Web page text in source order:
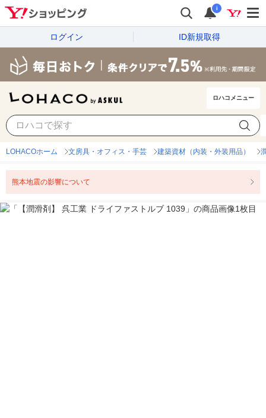
i
ログイン ID新規取得
ロハコメニュー
LOHACOホーム 文房具・オフィス・手芸 建築資材（内装・外装用品）
熊本地震の影響について